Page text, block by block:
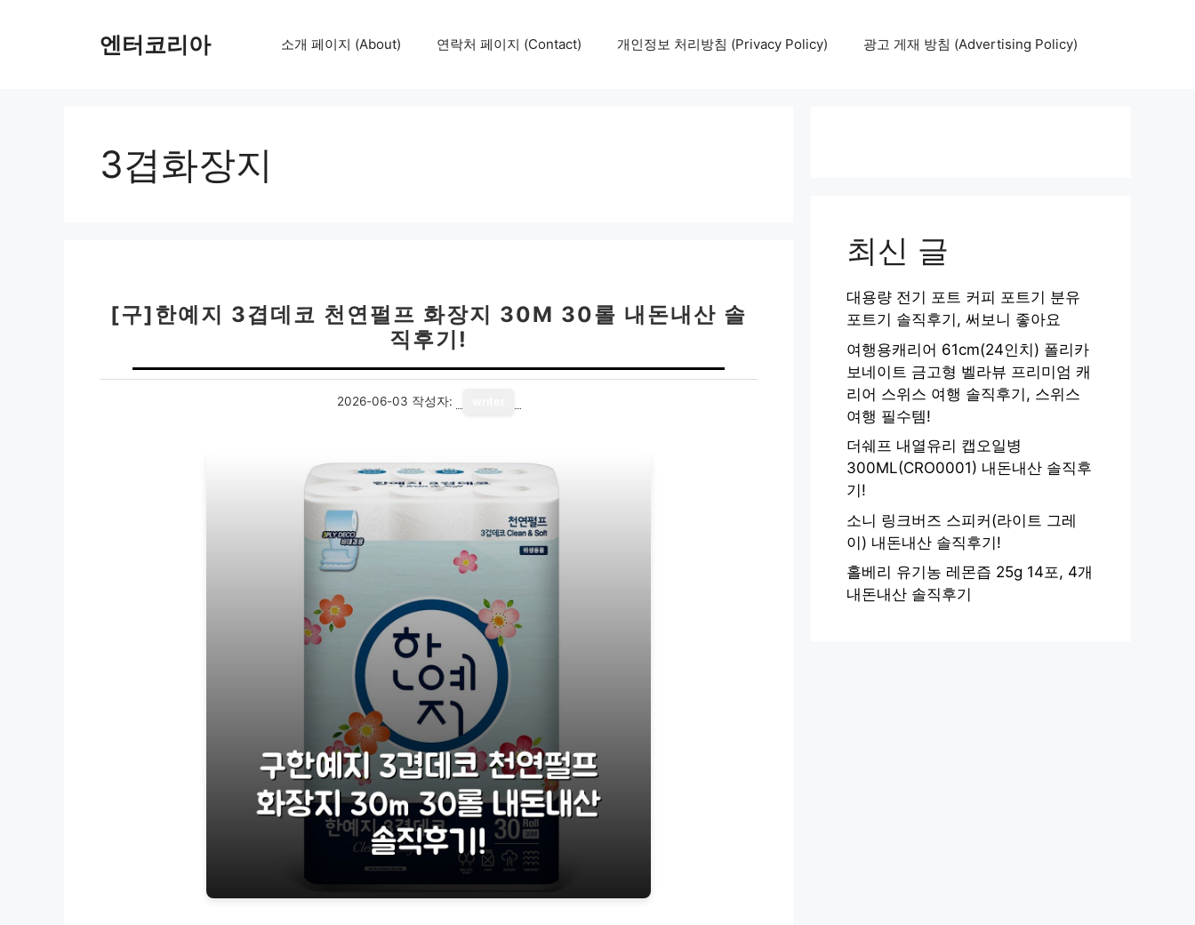
엔터코리아 소개 페이지 (About) 연락처 페이지 (Contact) 개인정보 처리방침 (Privacy Policy) 광고 게재 방침 (Advertising Policy)
3겹화장지
[구]한예지 3겹데코 천연펄프 화장지 30M 30롤 내돈내산 솔
직후기!
2026-06-03 작성자:
최신 글
대용량 전기 포트 커피 포트기 분유
포트기 솔직후기, 써보니 좋아요
여행용캐리어 61cm(24인치) 폴리카
보네이트 금고형 벨라뷰 프리미엄 캐
리어 스위스 여행 솔직후기, 스위스
여행 필수템!
더쉐프 내열유리 캡오일병
300ML(CRO0001) 내돈내산 솔직후
기!
소니 링크버즈 스피커(라이트 그레
이) 내돈내산 솔직후기!
홀베리 유기농 레몬즙 25g 14포, 4개
내돈내산 솔직후기